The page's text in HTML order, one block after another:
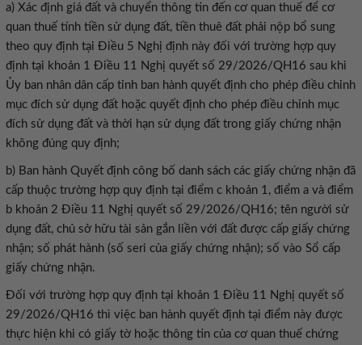
a) Xác định giá đất và chuyển thông tin đến cơ quan thuế để cơ
quan thuế tính tiền sử dụng đất, tiền thuê đất phải nộp bổ sung
theo quy định tại Điều 5 Nghị định này đối với trường hợp quy
định tại khoản 1 Điều 11 Nghị quyết số 29/2026/QH16 sau khi
Ủy ban nhân dân cấp tỉnh ban hành quyết định cho phép điều chỉnh
mục đích sử dụng đất hoặc quyết định cho phép điều chỉnh mục
đích sử dụng đất và thời hạn sử dụng đất trong giấy chứng nhận
không đúng quy định;
b) Ban hành Quyết định công bố danh sách các giấy chứng nhận đã
cấp thuộc trường hợp quy định tại điểm c khoản 1, điểm a và điểm
b khoản 2 Điều 11 Nghị quyết số 29/2026/QH16; tên người sử
dụng đất, chủ sở hữu tài sản gắn liền với đất được cấp giấy chứng
nhận; số phát hành (số seri của giấy chứng nhận); số vào Sổ cấp
giấy chứng nhận.
Đối với trường hợp quy định tại khoản 1 Điều 11 Nghị quyết số
29/2026/QH16 thì việc ban hành quyết định tại điểm này được
thực hiện khi có giấy tờ hoặc thông tin của cơ quan thuế chứng